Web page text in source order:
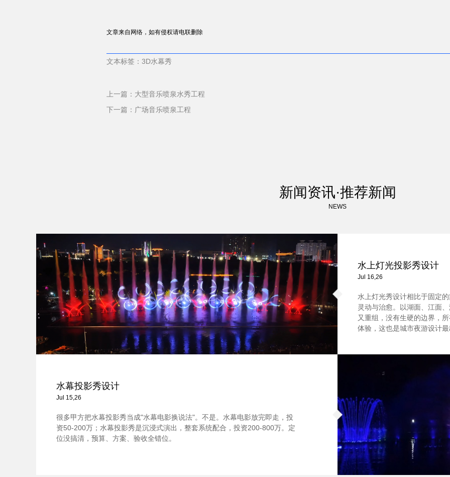
文章来自网络，如有侵权请电联删除
文本标签：3D水幕秀
上一篇： 大型音乐喷泉水秀工程
下一篇： 广场音乐喷泉工程
新闻资讯·推荐新闻
NEWS
水上灯光投影秀设计
Jul 16,26
水上灯光秀设计相比于固定
灵动与治愈。以湖面、江面
又重组，没有生硬的边界，
体验，这也是城市夜游设计
水幕投影秀设计
Jul 15,26
很多甲方把水幕投影秀当成"水幕电影换说法"。不是。水幕电影放完即走，投
资50-200万；水幕投影秀是沉浸式演出，整套系统配合，投资200-800万。定
位没搞清，预算、方案、验收全错位。